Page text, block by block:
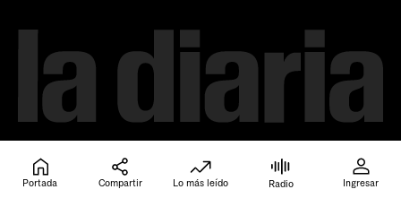
Portada Compartir Lo más leído Radio Ingresar